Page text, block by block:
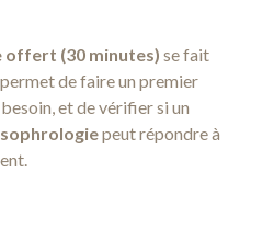
offert (30 minutes) se fait
de faire un premier
et de vérifier si un
peut répondre à